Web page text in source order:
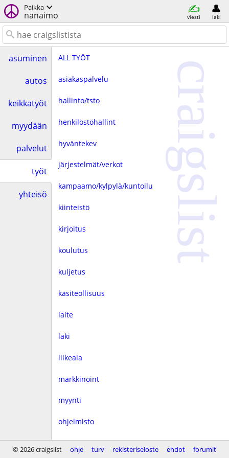
Paikka
nanaimo viesti laki
asuminen
autos
keikkatyöt
myydään
palvelut
työt
yhteisö
ALL TYÖT
asiakaspalvelu
hallinto/tsto
henkilöstöhallint
hyväntekev
järjestelmät/verkot
kampaamo/kylpylä/kuntoilu
kiinteistö
kirjoitus
koulutus
kuljetus
käsiteollisuus
laite
laki
liikeala
markkinoint
myynti
ohjelmisto
rahoitus
craigslist
© 2026 craigslist ohje turv rekisteriseloste ehdot forumit